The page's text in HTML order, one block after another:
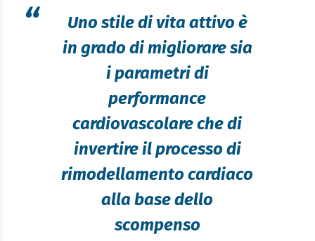
“
Uno stile di vita attivo è
in grado di migliorare sia
i parametri di
performance
cardiovascolare che di
invertire il processo di
rimodellamento cardiaco
alla base dello
scompenso